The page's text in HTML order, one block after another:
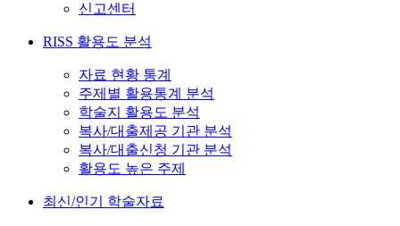
신고센터
RISS 활용도 분석
자료 현황 통계
주제별 활용통계 분석
학술지 활용도 분석
복사/대출제공 기관 분석
복사/대출신청 기관 분석
활용도 높은 주제
최신/인기 학술자료